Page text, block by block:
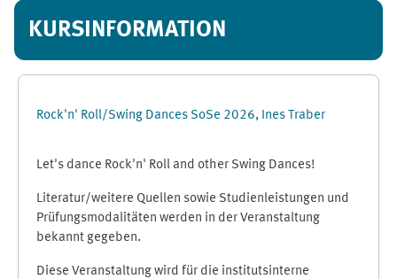
KURSINFORMATION
Rock'n' Roll/Swing Dances SoSe 2026, Ines Traber
Let's dance Rock'n' Roll and other Swing Dances!
Literatur/weitere Quellen sowie Studienleistungen und
Prüfungsmodalitäten werden in der Veranstaltung
bekannt gegeben.
Diese Veranstaltung wird für die institutsinterne